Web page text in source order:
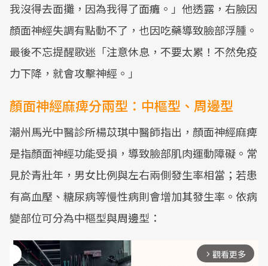
我沒得去面攤，因為我得了面癱。」他透露，右臉因
顏面神經失調有點動不了，也因吃藥導致臉部浮腫。
最後不忘提醒歌迷「注意休息，不要太累！不然免疫
力下降，就會攻擊神經。」
顏面神經麻痺分兩型：中樞型、周邊型
潮州馬光中醫診所楊苡琪中醫師指出，顏面神經麻痺
是指顏面神經功能受損，導致臉部肌肉運動障礙。常
見於青壯年，男女比例與左右兩側發生率相當；若患
有高血壓、糖尿病等慢性病則會增加其發生率。依病
變部位可分為中樞型與周邊型：
arrow_forward_ios 觀看更多